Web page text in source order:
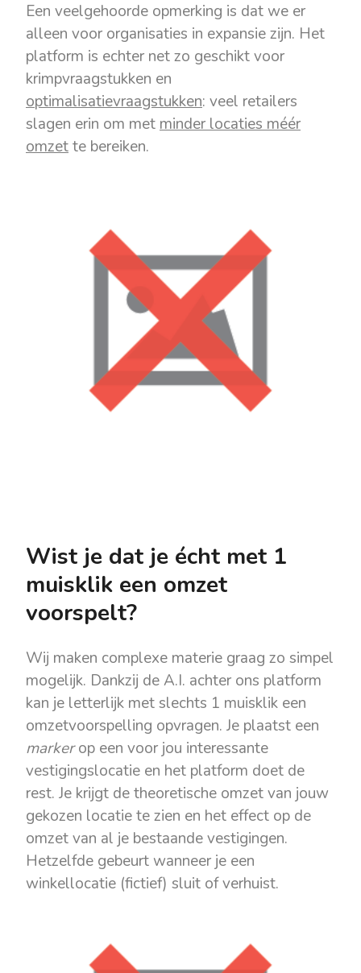
Een veelgehoorde opmerking is dat we er
alleen voor organisaties in expansie zijn. Het
platform is echter net zo geschikt voor
krimpvraagstukken en
optimalisatievraagstukken: veel retailers
slagen erin om metminder locaties méér
omzette bereiken.
Wist je dat je écht met 1
muisklik een omzet
voorspelt?
Wij maken complexe materie graag zo simpel
mogelijk. Dankzij de A.I. achter ons platform
kan je letterlijk met slechts 1 muisklik een
omzetvoorspelling opvragen. Je plaatst een
markerop een voor jou interessante
vestigingslocatie en het platform doet de
rest. Je krijgt de theoretische omzet van jouw
gekozen locatie te zien en het effect op de
omzet van al je bestaande vestigingen.
Hetzelfde gebeurt wanneer je een
winkellocatie (fictief) sluit of verhuist.